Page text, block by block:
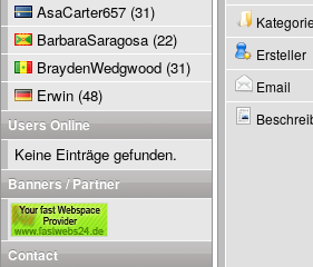
Kategorie
Ersteller
Email
AsaCarter657 (31)
BarbaraSaragosa (22)
BraydenWedgwood (31)
Erwin (48)
Users Online
Keine Einträge gefunden.
Banners / Partner
Contact